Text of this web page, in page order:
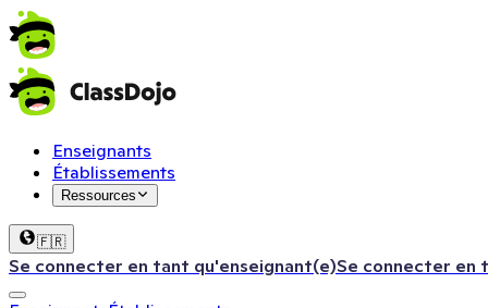
Enseignants
Établissements
Ressources
🇫🇷
Se connecter en tant qu'enseignant(e)Se connecter en